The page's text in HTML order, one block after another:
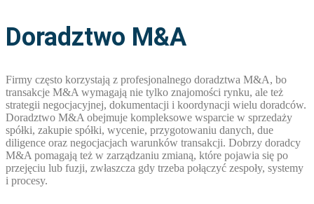
Doradztwo M&A
Firmy często korzystają z profesjonalnego doradztwa M&A, bo
transakcje M&A wymagają nie tylko znajomości rynku, ale też
strategii negocjacyjnej, dokumentacji i koordynacji wielu doradców.
Doradztwo M&A obejmuje kompleksowe wsparcie w sprzedaży
spółki, zakupie spółki, wycenie, przygotowaniu danych, due
diligence oraz negocjacjach warunków transakcji. Dobrzy doradcy
M&A pomagają też w zarządzaniu zmianą, które pojawia się po
przejęciu lub fuzji, zwłaszcza gdy trzeba połączyć zespoły, systemy
i procesy.